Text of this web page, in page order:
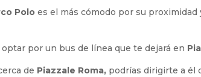
Polo es el más cómodo por su proximidad
por un bus de línea que te dejará en
de Piazzale Roma, podrías dirigirte a él